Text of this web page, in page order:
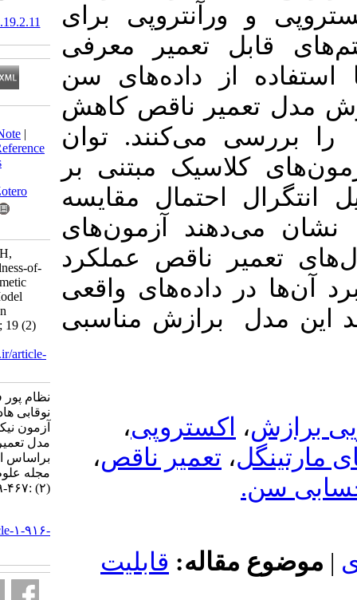
برای
تعمیر معرفی
از داده‌های سن
ناقص کاهش
1 را بررسی می‌کنند. توان
مبتنی بر
احتمال مقایسه
آزمون‌های
ناقص عملکرد
داده‌های واقعی
برازش مناسبی
،اکستروپی
، تعمیر ناقص،
قابلیت
‎ 10.61882/jss.19.2.11
Download citation:
BibTeX
RIS | EndNote
Medlars
ProCite|Reference
Send citation to:
Mendeley
Zotero
Alizadeh Noughabi H,
Chahkandi M. Goodness-of-
fit Test For the Arithmetic
Reduction of Age Model
Based on Information
Measures. JSS 2026; 19 (2)
URL:http://jss.irstat.ir/article-
نظام پور فتانه، علیزاده
نوقابی هادی، چهکندی مجید.
آزمون نیکویی برازش برای
مدل تعمیر کاهش حسابی سن
براساس اندازه‌های اطلاع.
مجله علوم آماری. ۱۴۰۴; ۱۹
http://jss.irstat.ir/article-۱-۹۱۶-